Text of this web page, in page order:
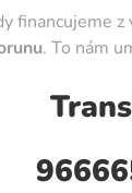
financujeme
. To nám